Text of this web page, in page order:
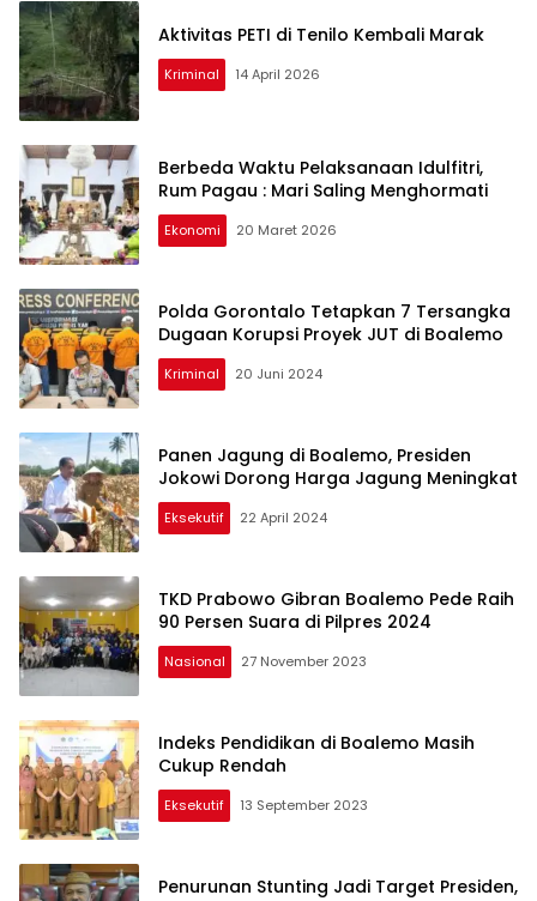
Aktivitas PETI di Tenilo Kembali Marak
Kriminal 14 April 2026
Berbeda Waktu Pelaksanaan Idulfitri,
Rum Pagau : Mari Saling Menghormati
Ekonomi 20 Maret 2026
Polda Gorontalo Tetapkan 7 Tersangka
Dugaan Korupsi Proyek JUT di Boalemo
Kriminal 20 Juni 2024
Panen Jagung di Boalemo, Presiden
Jokowi Dorong Harga Jagung Meningkat
Eksekutif 22 April 2024
TKD Prabowo Gibran Boalemo Pede Raih
90 Persen Suara di Pilpres 2024
Nasional 27 November 2023
Indeks Pendidikan di Boalemo Masih
Cukup Rendah
Eksekutif 13 September 2023
Penurunan Stunting Jadi Target Presiden,